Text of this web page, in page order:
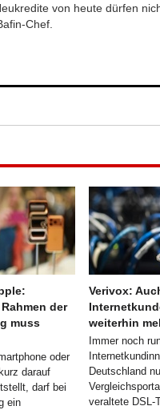
von heute dürfen
Chef.
der
muss
oder
darauf
darf bei
ein
Verivox:
weiterhin
Immer noch
Deutschland
veraltete DSL-